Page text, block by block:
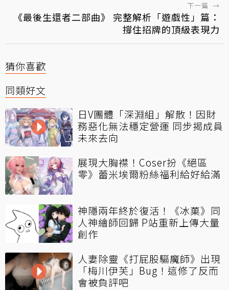
下一篇 →
《最後生還者二部曲》 完整解析「遊戲性」篇：
撐住招牌的頂級表現力
猜你喜歡
同類好文
日V團體「深淵組」解散！因財
務惡化無法穩定營運 同步揭成員
未來去向
展現大胸襟！Coser扮《絕區
零》蕾米埃爾粉絲福利給好給滿
神隱兩年終於復活！《冰菓》同
人神繪師回歸 P站重新上傳大量
創作
人妻除靈《打屁股驅魔師》出現
「梅川伊芙」Bug！這修了反而
會被負評吧